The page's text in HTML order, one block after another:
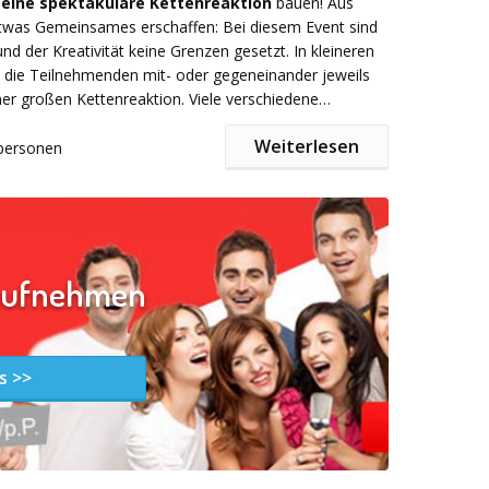
mit dem Anbieter über das unten stehende
auf
Gemeinsames erschaffen: Bei diesem Event sind
der Kreativität keine Grenzen gesetzt. In kleineren
Teilnehmenden mit- oder gegeneinander jeweils
großen Kettenreaktion. Viele verschiedene
und mehr bereit. Besonders spannend wird es beim
verbindende und hoffentlich funktionierende
entsteht.
Weiterlesen
>>